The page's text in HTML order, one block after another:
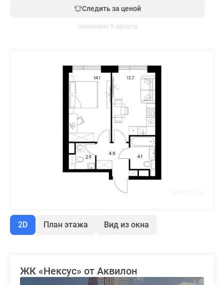
Следить за ценой
обновлено 8 августа
2D План этажа Вид из окна
ЖК «Нексус» от Аквилон